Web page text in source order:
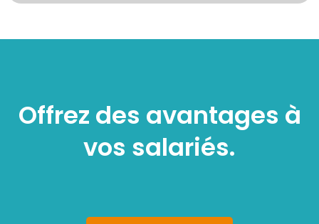
Offrez des avantages à
vos salariés.